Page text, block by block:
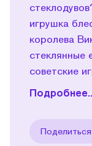
игрушка
королева
стеклянные
советские
Поделиться